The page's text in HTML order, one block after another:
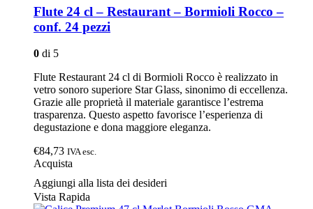
Flute 24 cl – Restaurant – Bormioli Rocco –
conf. 24 pezzi
0 di 5
Flute Restaurant 24 cl di Bormioli Rocco è realizzato in
vetro sonoro superiore Star Glass, sinonimo di eccellenza.
Grazie alle proprietà il materiale garantisce l’estrema
trasparenza. Questo aspetto favorisce l’esperienza di
degustazione e dona maggiore eleganza.
€84,73 IVA esc.
Acquista
Aggiungi alla lista dei desideri
Vista Rapida